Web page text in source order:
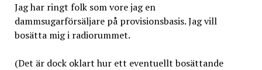
Jag har ringt folk som vore jag en
dammsugarförsäljare på provisionsbasis. Jag vill
bosätta mig i radiorummet.
(Det är dock oklart hur ett eventuellt bosättande